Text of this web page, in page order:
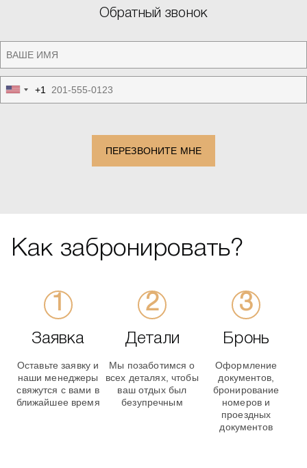
Обратный звонок
United
States
+1
ПЕРЕЗВОНИТЕ МНЕ
Как забронировать?
Заявка
Оставьте заявку и
наши менеджеры
свяжутся с вами в
ближайшее время
Детали
Мы позаботимся о
всех деталях, чтобы
ваш отдых был
безупречным
Бронь
Оформление
документов,
бронирование
номеров и
проездных
документов